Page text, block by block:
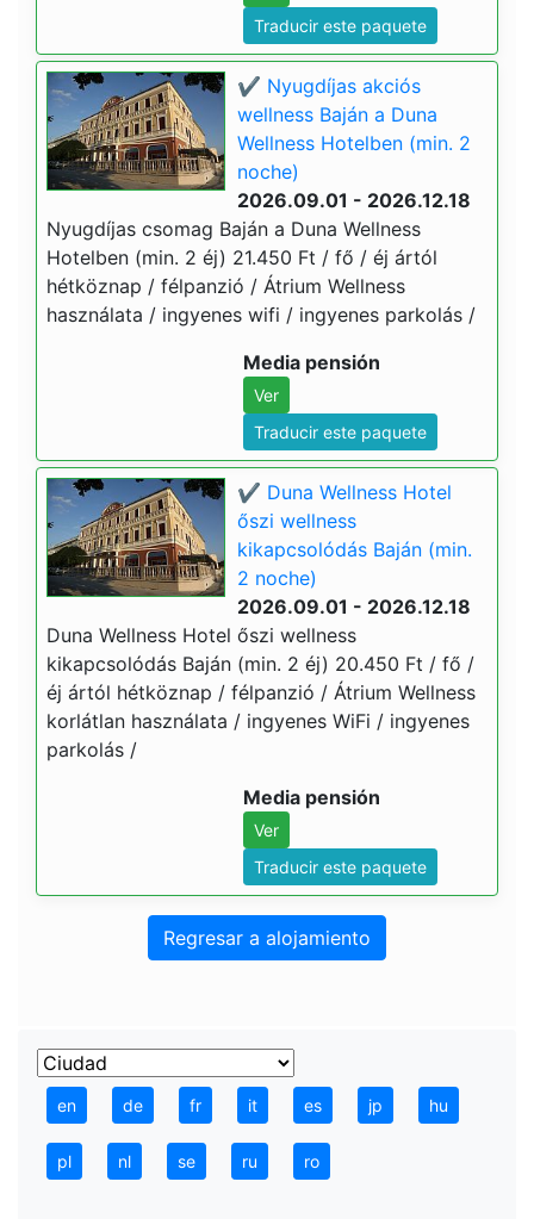
Traducir este paquete
✔️ Nyugdíjas akciós
wellness Baján a Duna
Wellness Hotelben (min. 2
noche)
2026.09.01 - 2026.12.18
Nyugdíjas csomag Baján a Duna Wellness
Hotelben (min. 2 éj) 21.450 Ft / fő / éj ártól
hétköznap / félpanzió / Átrium Wellness
használata / ingyenes wifi / ingyenes parkolás /
Media pensión
Ver
Traducir este paquete
✔️ Duna Wellness Hotel
őszi wellness
kikapcsolódás Baján (min.
2 noche)
2026.09.01 - 2026.12.18
Duna Wellness Hotel őszi wellness
kikapcsolódás Baján (min. 2 éj) 20.450 Ft / fő /
éj ártól hétköznap / félpanzió / Átrium Wellness
korlátlan használata / ingyenes WiFi / ingyenes
parkolás /
Media pensión
Ver
Traducir este paquete
Regresar a alojamiento
en de fr it es jp hu
pl nl se ru ro